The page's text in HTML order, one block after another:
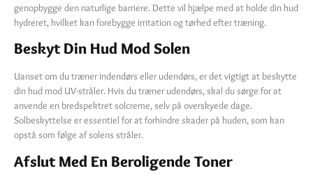
genopbygge den naturlige barriere. Dette vil hjælpe med at holde din hud
hydreret, hvilket kan forebygge irritation og tørhed efter træning.
Beskyt Din Hud Mod Solen
Uanset om du træner indendørs eller udendørs, er det vigtigt at beskytte
din hud mod UV-stråler. Hvis du træner udendørs, skal du sørge for at
anvende en bredspektret solcreme, selv på overskyede dage.
Solbeskyttelse er essentiel for at forhindre skader på huden, som kan
opstå som følge af solens stråler.
Afslut Med En Beroligende Toner